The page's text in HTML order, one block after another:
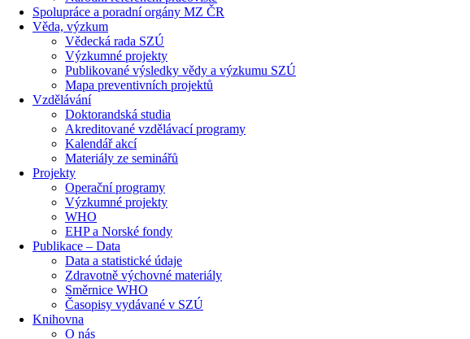
Spolupráce a poradní orgány MZ ČR
Věda, výzkum
Vědecká rada SZÚ
Výzkumné projekty
Publikované výsledky vědy a výzkumu SZÚ
Mapa preventivních projektů
Vzdělávání
Doktorandská studia
Akreditované vzdělávací programy
Kalendář akcí
Materiály ze seminářů
Projekty
Operační programy
Výzkumné projekty
WHO
EHP a Norské fondy
Publikace – Data
Data a statistické údaje
Zdravotně výchovné materiály
Směrnice WHO
Časopisy vydávané v SZÚ
Knihovna
O nás